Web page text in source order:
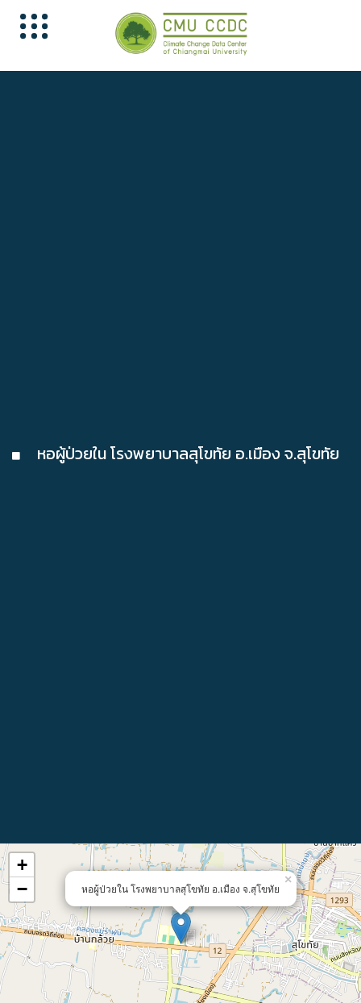
หอผู้ป่วยใน โรงพยาบาลสุโขทัย อ.เมือง จ.สุโขทัย
หอผู้ป่วยใน โรงพยาบาลสุโขทัย อ.เมือง จ.สุโขทัย
×
+
−